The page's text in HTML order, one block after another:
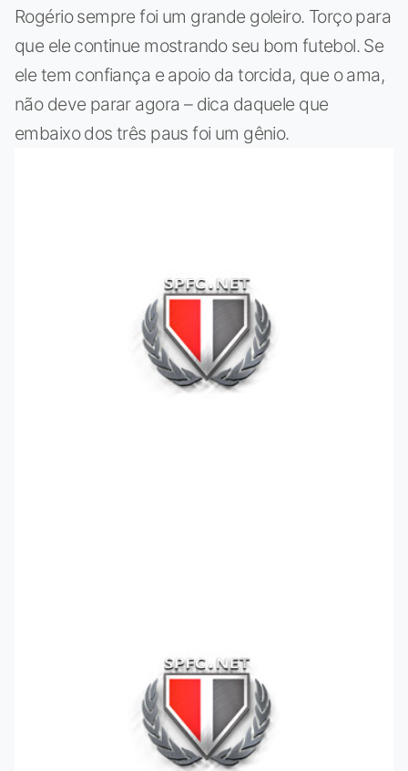
Rogério sempre foi um grande goleiro. Torço para
que ele continue mostrando seu bom futebol. Se
ele tem confiança e apoio da torcida, que o ama,
não deve parar agora – dica daquele que
embaixo dos três paus foi um gênio.